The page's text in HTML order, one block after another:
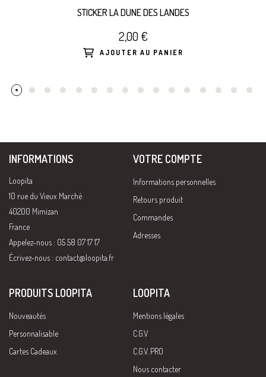
STICKER LA DUNE DES LANDES
2,00 €
AJOUTER AU PANIER
INFORMATIONS
Loopita
10 rue du Vieux Marché
40200 Mimizan
France
Appelez-nous : 05 58 07 17 17
Écrivez-nous : contact@loopita.fr
VOTRE COMPTE
Informations personnelles
Retours produit
Commandes
Adresses
PRODUITS LOOPITA
Nouveautés
Personnalisable
Cartes Cadeaux
LOOPITA
Mentions légales
C.G.V
C.G.V. PRO
Nous contacter